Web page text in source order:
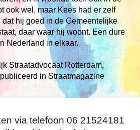
ook wel, maar Kees had er zelf
dat hij goed in de Gemeentelijke
daar waar hij woont. Een dure
Nederland in elkaar.
Straatadvocaat Rotterdam,
in Straatmagazine
via telefoon 06 21524181